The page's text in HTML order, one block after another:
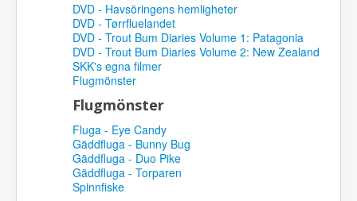
DVD - Havsöringens hemligheter
DVD - Tørrfluelandet
DVD - Trout Bum Diaries Volume 1: Patagonia
DVD - Trout Bum Diaries Volume 2: New Zealand
SKK's egna filmer
Flugmönster
Flugmönster
Fluga - Eye Candy
Gäddfluga - Bunny Bug
Gäddfluga - Duo Pike
Gäddfluga - Torparen
Spinnfiske